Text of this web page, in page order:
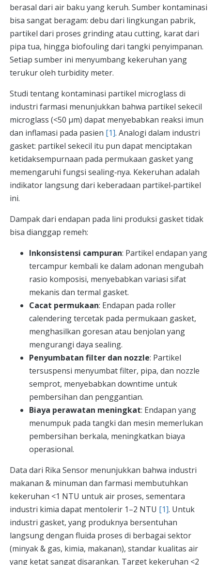
berasal dari air baku yang keruh. Sumber kontaminasi
bisa sangat beragam: debu dari lingkungan pabrik,
partikel dari proses grinding atau cutting, karat dari
pipa tua, hingga biofouling dari tangki penyimpanan.
Setiap sumber ini menyumbang kekeruhan yang
terukur oleh turbidity meter.
Studi tentang kontaminasi partikel microglass di
industri farmasi menunjukkan bahwa partikel sekecil
microglass (<50 μm) dapat menyebabkan reaksi imun
dan inflamasi pada pasien [1]. Analogi dalam industri
gasket: partikel sekecil itu pun dapat menciptakan
ketidaksempurnaan pada permukaan gasket yang
memengaruhi fungsi sealing‑nya. Kekeruhan adalah
indikator langsung dari keberadaan partikel‑partikel
ini.
Dampak dari endapan pada lini produksi gasket tidak
bisa dianggap remeh:
Inkonsistensi campuran: Partikel endapan yang
tercampur kembali ke dalam adonan mengubah
rasio komposisi, menyebabkan variasi sifat
mekanis dan termal gasket.
Cacat permukaan: Endapan pada roller
calendering tercetak pada permukaan gasket,
menghasilkan goresan atau benjolan yang
mengurangi daya sealing.
Penyumbatan filter dan nozzle: Partikel
tersuspensi menyumbat filter, pipa, dan nozzle
semprot, menyebabkan downtime untuk
pembersihan dan penggantian.
Biaya perawatan meningkat: Endapan yang
menumpuk pada tangki dan mesin memerlukan
pembersihan berkala, meningkatkan biaya
operasional.
Data dari Rika Sensor menunjukkan bahwa industri
makanan & minuman dan farmasi membutuhkan
kekeruhan <1 NTU untuk air proses, sementara
industri kimia dapat mentolerir 1–2 NTU [1]. Untuk
industri gasket, yang produknya bersentuhan
langsung dengan fluida proses di berbagai sektor
(minyak & gas, kimia, makanan), standar kualitas air
yang ketat sangat disarankan. Target kekeruhan <2